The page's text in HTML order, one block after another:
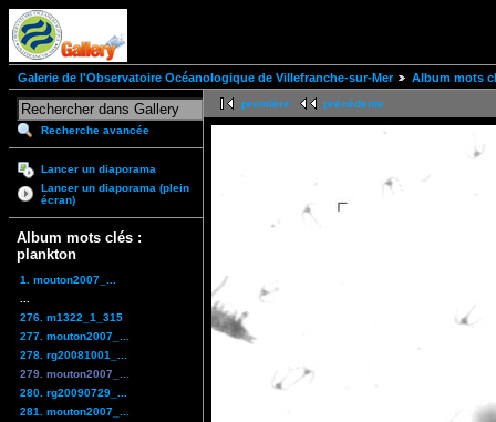
Galerie de l'Observatoire Océanologique de Villefranche-sur-Mer Album mots
Recherche avancée
Lancer un diaporama
Lancer un diaporama (plein
écran)
Album mots clés :
plankton
1. mouton2007_...
276. m1322_1_315
277. mouton2007_...
278. rg20081001_...
279. mouton2007_...
280. rg20090729_...
281. mouton2007_...
première précédente